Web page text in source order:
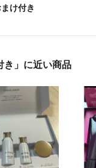
け付き
」に近い商品